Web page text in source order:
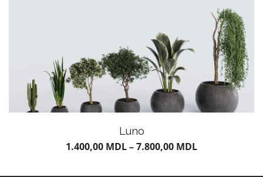
Luno
1.400,00 MDL–7.800,00 MDL